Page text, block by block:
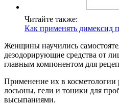
Читайте также:
Как применять димексид
Женщины научились
дезодорирующие средства от
главным компонентом для
Применение их в косметологии
лосьоны, гели и тоники для
высыпаниями.